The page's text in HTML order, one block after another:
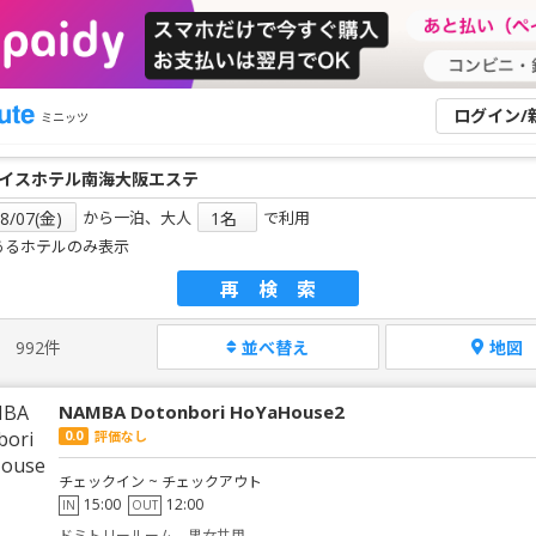
ミニッツ ログイン/
から一泊、大人
で利用
るホテルのみ表示
再検索
992件 並べ替え 地図
NAMBA Dotonbori HoYaHouse2
0.0 評価なし
チェックイン ~ チェックアウト
IN 15:00 OUT 12:00